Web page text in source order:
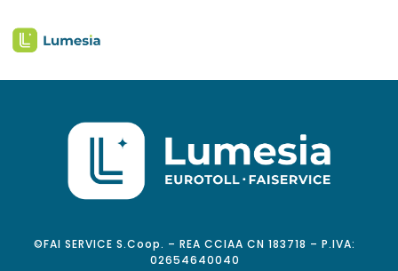
©FAI SERVICE S.Coop. – REA CCIAA CN 183718 – P.IVA:
02654640040